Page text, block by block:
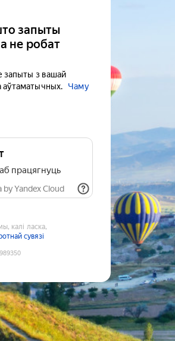
запыты
не робат
запыты з вашай
аўтаматычных.
Чаму
працягнуць
by Yandex Cloud
калі ласка,
сувязі